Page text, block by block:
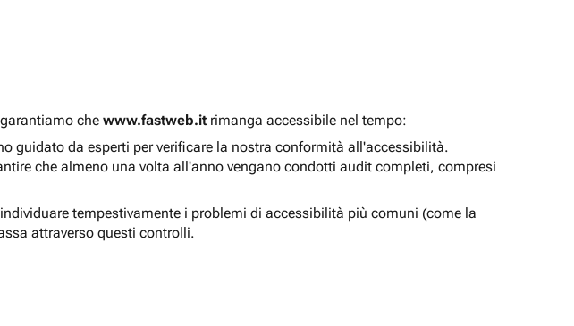
che www.fastweb.it rimanga accessibile nel tempo:
guidato da esperti per verificare la nostra conformità all'accessibilità.
che almeno una volta all'anno vengano condotti audit completi, compresi
tempestivamente i problemi di accessibilità più comuni (come la
attraverso questi controlli.